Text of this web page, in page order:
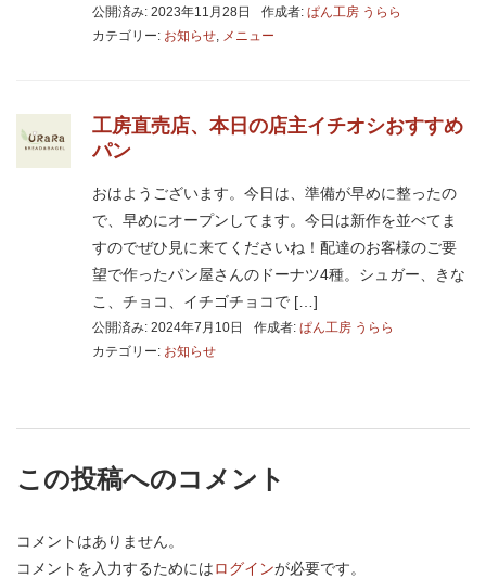
公開済み: 2023年11月28日 作成者: ぱん工房 うらら
カテゴリー: お知らせ, メニュー
工房直売店、本日の店主イチオシおすすめ
パン
おはようございます。今日は、準備が早めに整ったの
で、早めにオープンしてます。今日は新作を並べてま
すのでぜひ見に来てくださいね！配達のお客様のご要
望で作ったパン屋さんのドーナツ4種。シュガー、きな
こ、チョコ、イチゴチョコで […]
公開済み: 2024年7月10日 作成者: ぱん工房 うらら
カテゴリー: お知らせ
この投稿へのコメント
コメントはありません。
コメントを入力するためにはログインが必要です。